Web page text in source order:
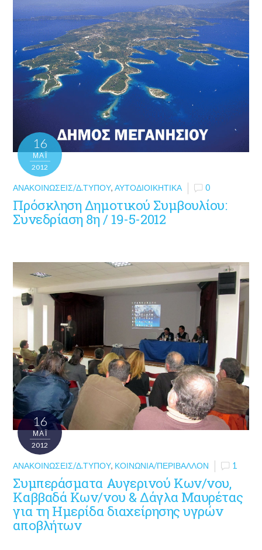
16
ΜΑΪ́
2012
ΑΝΑΚΟΙΝΏΣΕΙΣ/Δ.ΤΎΠΟΥ,ΑΥΤΟΔΙΟΙΚΗΤΙΚΆ 0
Πρόσκληση Δημοτικού Συμβουλίου:
Συνεδρίαση 8η / 19-5-2012
16
ΜΑΪ́
2012
ΑΝΑΚΟΙΝΏΣΕΙΣ/Δ.ΤΎΠΟΥ, ΚΟΙΝΩΝΊΑ/ΠΕΡΙΒΆΛΛΟΝ 1
Συμπεράσματα Αυγερινού Κων/νου,
Καββαδά Κων/νου & Δάγλα Μαυρέτας
για τη Ημερίδα διαχείρησης υγρών
αποβλήτων